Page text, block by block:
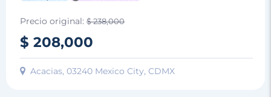
Precio original: $ 238,000
$ 208,000
Acacias, 03240 Mexico City, CDMX